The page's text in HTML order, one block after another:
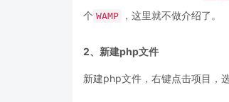
个 WAMP ，这里就不做介绍了。
2、新建php文件
新建php文件，右键点击项目，